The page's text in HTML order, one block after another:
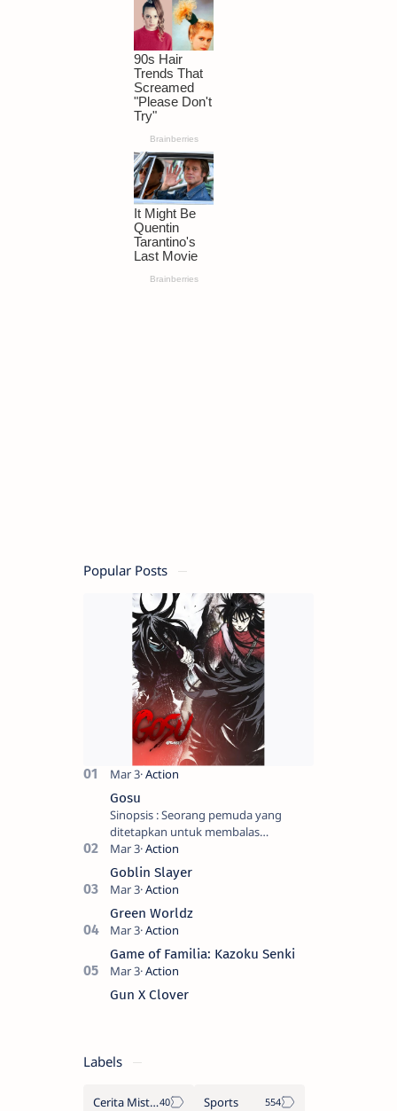
Popular Posts
Gosu
Sinopsis : Seorang pemuda yang
ditetapkan untuk membalas
masternya, seorang seniman bela diri
kuat sekali yang dikhianati oleh anak
buahn…
Goblin Slayer
Green Worldz
Game of Familia: Kazoku Senki
Gun X Clover
Labels
Cerita Misteri Sports